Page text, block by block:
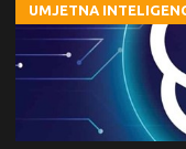
UMJETNA